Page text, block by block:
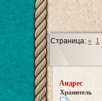
Страница:« 1
Андрес
Хранитель